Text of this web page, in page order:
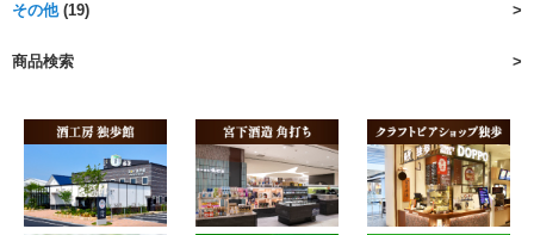
その他(19)
商品検索